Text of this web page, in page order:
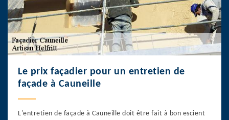
Le prix façadier pour un entretien de
façade à Cauneille
L'entretien de façade à Cauneille doit être fait à bon escient